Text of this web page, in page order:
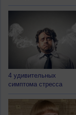
4 удивительных
симптома стресса